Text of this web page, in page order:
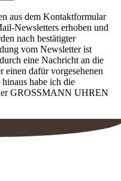
aus dem Kontaktformular
Newsletters erhoben und
nach bestätigter
vom Newsletter ist
eine Nachricht an die
einen dafür vorgesehenen
habe ich die
GROSSMANN UHREN